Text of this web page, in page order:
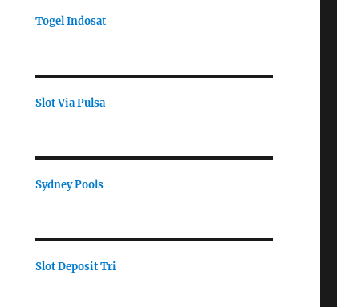
Togel Indosat
Slot Via Pulsa
Sydney Pools
Slot Deposit Tri